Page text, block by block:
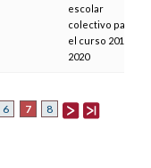
escolar
colectivo para
el curso 2019-
2020
6 7 8